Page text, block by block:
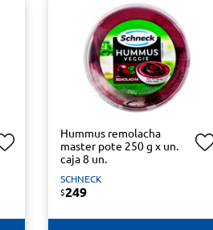
Hummus remolacha
master pote 250 g x un.
caja 8 un.
SCHNECK
$249